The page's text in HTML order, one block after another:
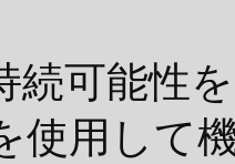
続可能性
使用して